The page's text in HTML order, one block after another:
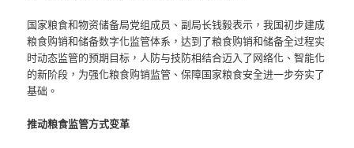
国家粮食和物资储备局党组成员、副局长钱毅表示，我国初步建成
粮食购销和储备数字化监管体系，达到了粮食购销和储备全过程实
时动态监管的预期目标，人防与技防相结合迈入了网络化、智能化
的新阶段，为强化粮食购销监管、保障国家粮食安全进一步夯实了
基础。
推动粮食监管方式变革